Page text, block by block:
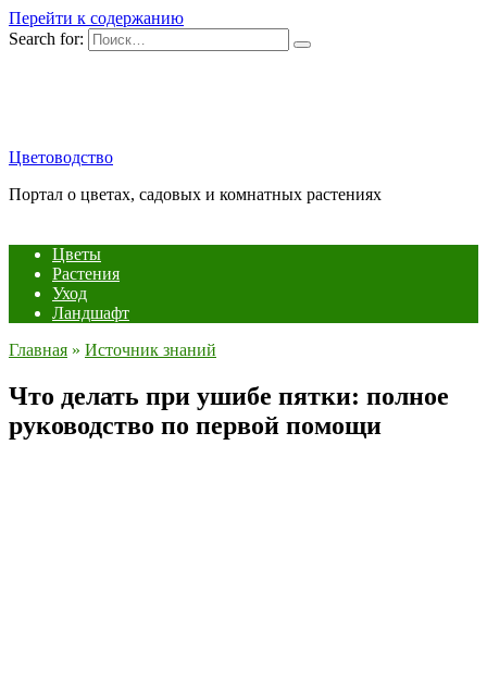
Перейти к содержанию
Search for:
Цветоводство
Портал о цветах, садовых и комнатных растениях
Цветы
Растения
Уход
Ландшафт
Главная » Источник знаний
Что делать при ушибе пятки: полное
руководство по первой помощи